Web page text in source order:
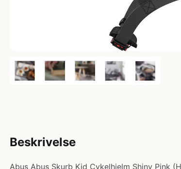
Beskrivelse
Abus Abus Skurb Kid Cykelhjelm Shiny Pink